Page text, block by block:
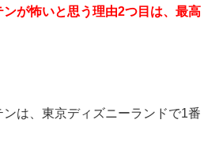
が怖いと思う理由2つ目は、最高
は、東京ディズニーランドで1番